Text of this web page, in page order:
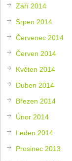
Září 2014
Srpen 2014
Červenec 2014
Červen 2014
Květen 2014
Duben 2014
Březen 2014
Únor 2014
Leden 2014
Prosinec 2013